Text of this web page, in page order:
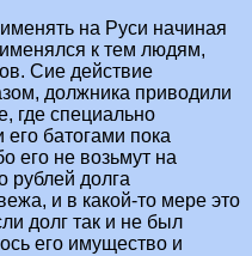
на Руси начиная
к тем людям,
Сие действие
должника приводили
где специально
батогами пока
его не возьмут на
рублей долга
и в какой-то мере это
долг так и не был
его имущество и